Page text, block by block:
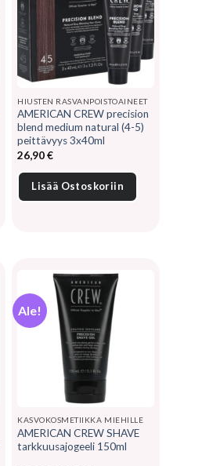
HIUSTEN RASVANPOISTOAINEET
AMERICAN CREW precision
blend medium natural (4-5)
peittävyys 3x40ml
26,90€
Lisää Ostoskoriin
Ale!
KASVOKOSMETIIKKA MIEHILLE
AMERICAN CREW SHAVE
tarkkuusajogeeli 150ml